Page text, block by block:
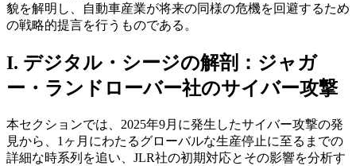
貌を解明し、自動車産業が将来の同様の危機を回避するため
の戦略的提言を行うものである。
I. デジタル・シージの解剖：ジャガ
ー・ランドローバー社のサイバー攻撃
本セクションでは、2025年9月に発生したサイバー攻撃の発
見から、1ヶ月にわたるグローバルな生産停止に至るまでの
詳細な時系列を追い、JLR社の初期対応とその影響を分析す